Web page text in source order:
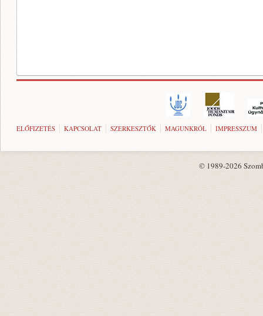
ELŐFIZETÉS KAPCSOLAT SZERKESZTŐK MAGUNKRÓL IMPRESSZUM
© 1989-2026